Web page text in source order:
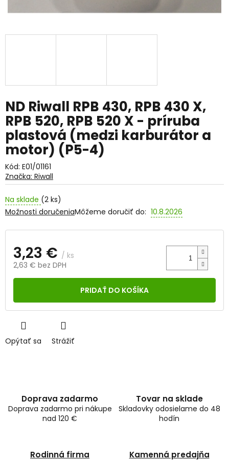
ND Riwall RPB 430, RPB 430 X,
RPB 520, RPB 520 X - príruba
plastová (medzi karburátor a
motor) (P5-4)
Kód: E01/01161
Na sklade (2 ks)
Môžeme doručiť do: 10.8.2026
Možnosti doručenia
3,23 € / ks
2,63 € bez DPH
Jednotková
PRIDAŤ DO KOŠÍKA
Opýtať sa Strážiť
Značka: Riwall
Doprava zadarmo
Doprava zadarmo pri nákupe
nad 120 €
Tovar na sklade
Skladovky odosielame do 48
hodín
Rodinná firma Kamenná predajňa